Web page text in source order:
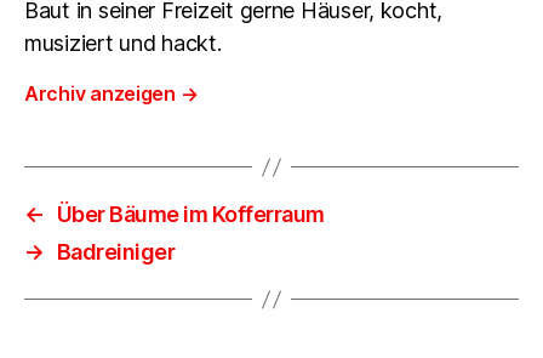
Baut in seiner Freizeit gerne Häuser, kocht,
musiziert und hackt.
Archiv anzeigen →
←
Über Bäume im Kofferraum
→
Badreiniger